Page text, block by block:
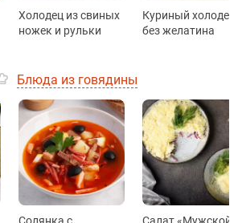
Холодец из свиных
ножек и рульки
Куриный холодец
без желатина
Блюда из говядины
Солянка с
Салат «Мужской